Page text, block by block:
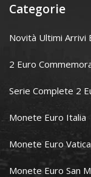
Categorie
Novità Ultimi Arrivi
2 Euro
Serie Complete 2
Monete Euro Italia
Monete Euro
Monete Euro San